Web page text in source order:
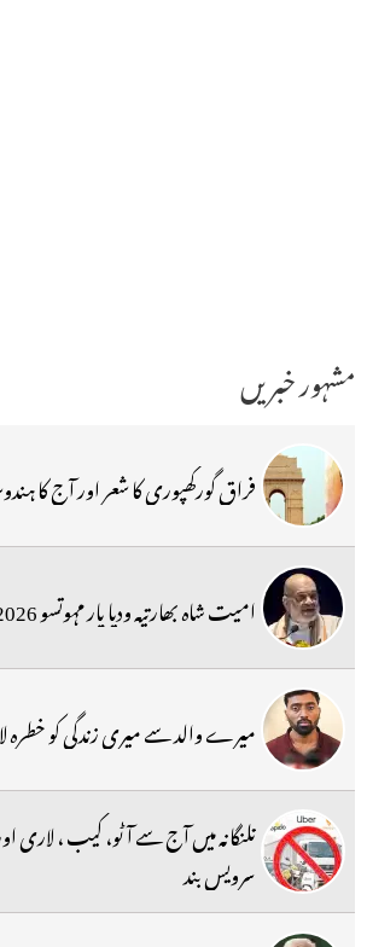
مشہور خبریں
فراق گورکھپوری کا شعر اور آج کا
امیت شاہ بھارتیہ ودیا پار مہوتسو 2026ء کا افتتاح کرینگے
میرے والد سے میری زندگی کو
تلنگانہ میں آج سے آٹو، کیب ، لاری
سرویس بند